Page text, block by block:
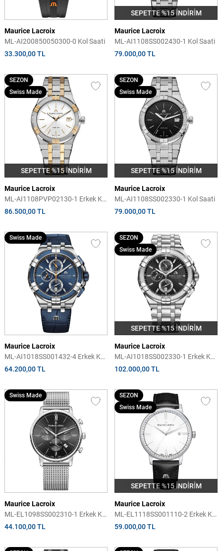
Maurice Lacroix
ML-AI200850050300-0 Kol Saati
33.300,00 TL
SEPETTE %15 İNDİRİM
Maurice Lacroix
ML-AI1108SS002430-1 Kol Saati
79.000,00 TL
SEPETTE %15 İNDİRİM
SEZON
Swiss Made
Maurice Lacroix
ML-AI1108PVP02130-1 Erkek Kol
Saati
86.500,00 TL
SEPETTE %15 İNDİRİM
SEZON
Swiss Made
Maurice Lacroix
ML-AI1108SS002330-1 Kol Saati
79.000,00 TL
Swiss Made
Maurice Lacroix
ML-AI1018SS001432-4 Erkek Kol
Saati
64.200,00 TL
SEPETTE %15 İNDİRİM
SEZON
Swiss Made
Maurice Lacroix
ML-AI1018SS002330-1 Erkek Kol
Saati
102.000,00 TL
Swiss Made
Maurice Lacroix
ML-EL1098SS002310-1 Erkek Kol
Saati
44.100,00 TL
SEPETTE %15 İNDİRİM
SEZON
Swiss Made
Maurice Lacroix
ML-EL1118SS001110-2 Erkek Kol
Saati
59.000,00 TL